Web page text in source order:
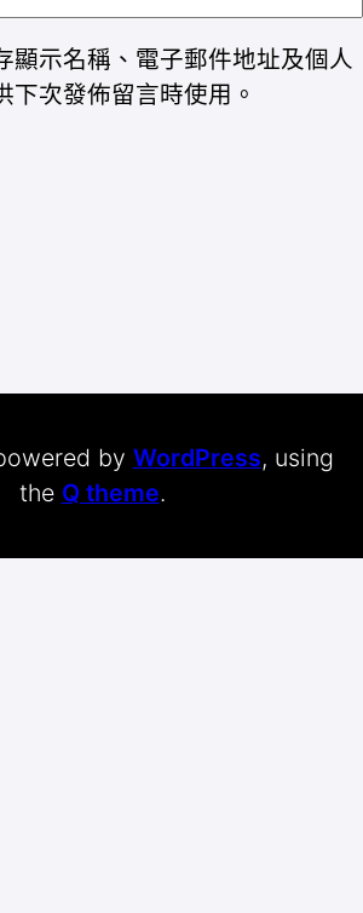
顯示名稱、電子郵件地址及個人
下次發佈留言時使用。
by WordPress, using
the Q theme.